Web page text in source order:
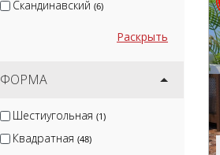
Скандинавский (6)
Раскрыть
ФОРМА
Шестиугольная (1)
Квадратная (48)